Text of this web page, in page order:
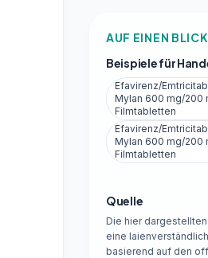
AUF EINEN BLICK
Beispiele für
Efavirenz/
Mylan 600 mg/200
Filmtabletten
Efavirenz/
Mylan 600 mg/200
Filmtabletten
Quelle
Die hier
eine
basierend auf den